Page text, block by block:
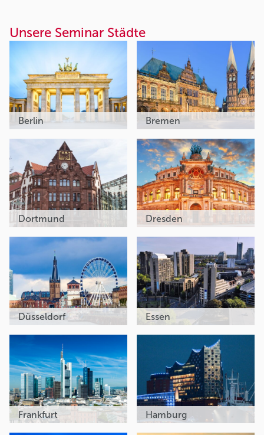
Unsere Seminar Städte
Berlin Bremen
Dortmund Dresden
Düsseldorf Essen
Frankfurt Hamburg